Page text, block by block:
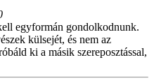
egyformán gondolkodnunk.
külsejét, és nem az
ki a másik szereposztással,